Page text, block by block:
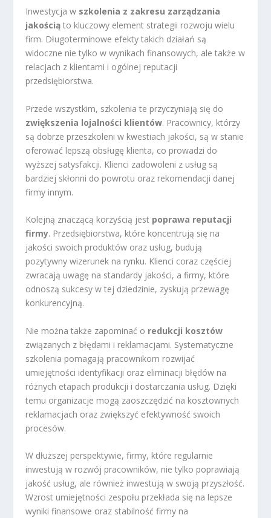
Inwestycja w szkolenia z zakresu zarządzania
jakością to kluczowy element strategii rozwoju wielu
firm. Długoterminowe efekty takich działań są
widoczne nie tylko w wynikach finansowych, ale także w
relacjach z klientami i ogólnej reputacji
przedsiębiorstwa.
Przede wszystkim, szkolenia te przyczyniają się do
zwiększenia lojalności klientów. Pracownicy, którzy
są dobrze przeszkoleni w kwestiach jakości, są w stanie
oferować lepszą obsługę klienta, co prowadzi do
wyższej satysfakcji. Klienci zadowoleni z usług są
bardziej skłonni do powrotu oraz rekomendacji danej
firmy innym.
Kolejną znaczącą korzyścią jest poprawa reputacji
firmy. Przedsiębiorstwa, które koncentrują się na
jakości swoich produktów oraz usług, budują
pozytywny wizerunek na rynku. Klienci coraz częściej
zwracają uwagę na standardy jakości, a firmy, które
odnoszą sukcesy w tej dziedzinie, zyskują przewagę
konkurencyjną.
Nie można także zapominać o redukcji kosztów
związanych z błędami i reklamacjami. Systematyczne
szkolenia pomagają pracownikom rozwijać
umiejętności identyfikacji oraz eliminacji błędów na
różnych etapach produkcji i dostarczania usług. Dzięki
temu organizacje mogą zaoszczędzić na kosztownych
reklamacjach oraz zwiększyć efektywność swoich
procesów.
W dłuższej perspektywie, firmy, które regularnie
inwestują w rozwój pracowników, nie tylko poprawiają
jakość usług, ale również inwestują w swoją przyszłość.
Wzrost umiejętności zespołu przekłada się na lepsze
wyniki finansowe oraz stabilność firmy na